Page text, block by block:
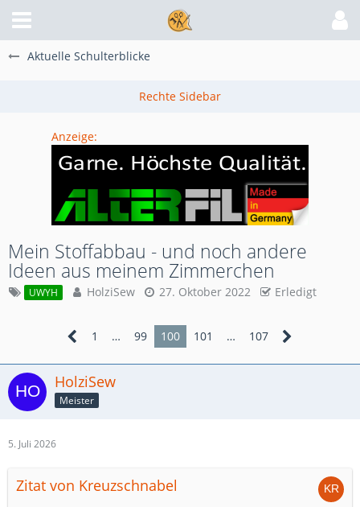
Aktuelle Schulterblicke
Anzeige:
Mein Stoffabbau - und noch andere
Ideen aus meinem Zimmerchen
UWYH HolziSew 27. Oktober 2022 Erledigt
1 … 99 100 101 … 107
HolziSew
Meister
5. Juli 2026
Zitat von Kreuzschnabel